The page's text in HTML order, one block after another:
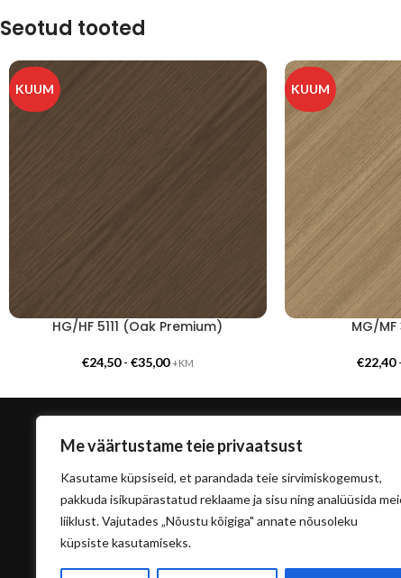
Me väärtustame teie privaatsust
Kasutame küpsiseid, et parandada teie sirvimiskogemust,
pakkuda isikupärastatud reklaame ja sisu ning analüüsida
liiklust. Vajutades „Nõustu kõigiga" annate nõusoleku
küpsiste kasutamiseks.
Seotud tooted
KUUM
HG/HF 5111 (Oak Premium)
€24,50- €35,00 +KM
KUUM
MG/
€22,40